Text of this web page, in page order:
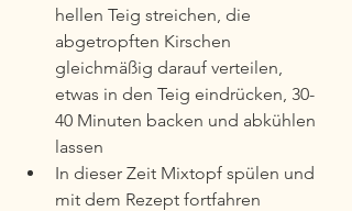
hellen Teig streichen, die
abgetropften Kirschen
gleichmäßig darauf verteilen,
etwas in den Teig eindrücken, 30-
40 Minuten backen und abkühlen
lassen
In dieser Zeit Mixtopf spülen und
mit dem Rezept fortfahren